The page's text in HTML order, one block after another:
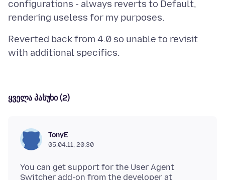
configurations - always reverts to Default,
Reverted back from 4.0 so unable to revisit
ყველა პასუხი (2)
TonyE
05.04.11, 20:30
You can get support for the User Agent
Switcher add-on from the developer at